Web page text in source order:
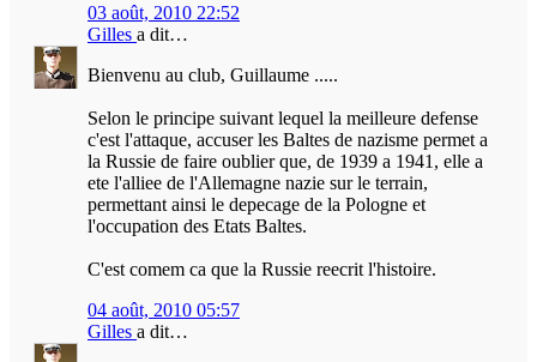
03 août, 2010 22:52
Gilles a dit…
Bienvenu au club, Guillaume .....
Selon le principe suivant lequel la meilleure defense
c'est l'attaque, accuser les Baltes de nazisme permet a
la Russie de faire oublier que, de 1939 a 1941, elle a
ete l'alliee de l'Allemagne nazie sur le terrain,
permettant ainsi le depecage de la Pologne et
l'occupation des Etats Baltes.
C'est comem ca que la Russie reecrit l'histoire.
04 août, 2010 05:57
Gilles a dit…